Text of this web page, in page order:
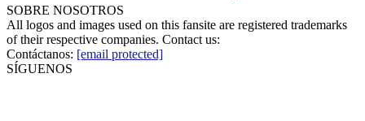
SOBRE NOSOTROS
All logos and images used on this fansite are registered trademarks
of their respective companies. Contact us:
Contáctanos: [email protected]
SÍGUENOS